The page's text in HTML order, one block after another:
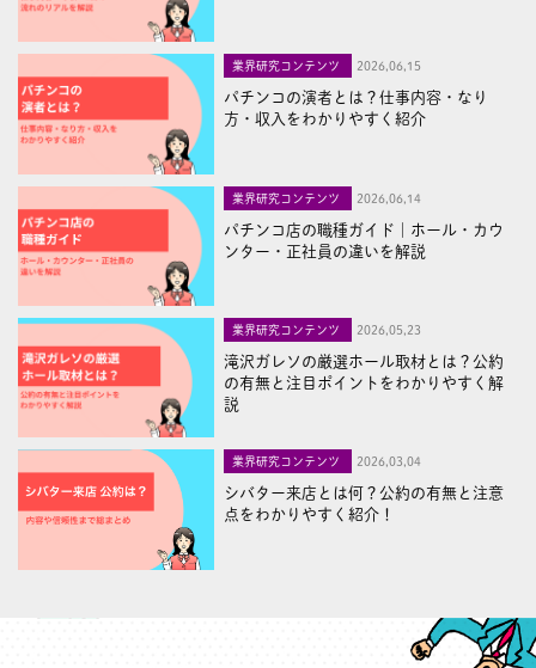
業界研究コンテンツ 2026,06,15
パチンコの演者とは？仕事内容・なり
方・収入をわかりやすく紹介
業界研究コンテンツ 2026,06,14
パチンコ店の職種ガイド｜ホール・カウ
ンター・正社員の違いを解説
業界研究コンテンツ 2026,05,23
滝沢ガレソの厳選ホール取材とは？公約
の有無と注目ポイントをわかりやすく解
説
業界研究コンテンツ 2026,03,04
シバター来店とは何？公約の有無と注意
点をわかりやすく紹介！